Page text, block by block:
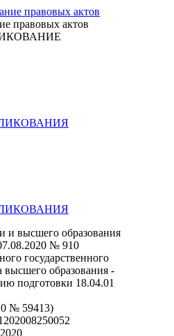
правовых актов
и высшего образования
№ 910
государственного
высшего образования -
подготовки 18.04.01
№ 59413)